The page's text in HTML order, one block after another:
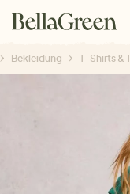
Bekleidung T-Shirts &